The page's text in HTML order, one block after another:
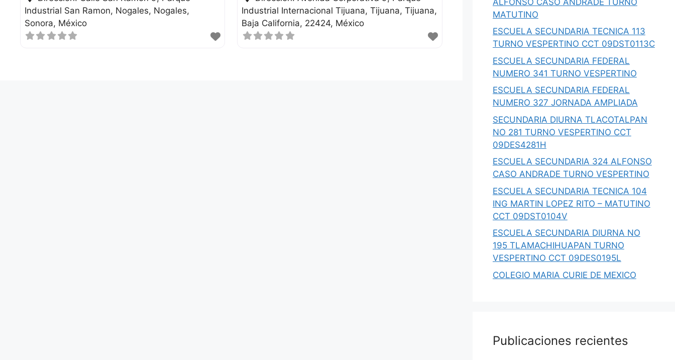
Industrial San Ramon, Nogales Nogales
Sonora México
Industrial Internacional Tijuana, Tijuana Tijuana
Baja California 22424 México
MATUTINO
ESCUELA SECUNDARIA TECNICA 113
TURNO VESPERTINO CCT 09DST0113C
ESCUELA SECUNDARIA FEDERAL
NUMERO 341 TURNO VESPERTINO
ESCUELA SECUNDARIA FEDERAL
NUMERO 327 JORNADA AMPLIADA
SECUNDARIA DIURNA TLACOTALPAN
NO 281 TURNO VESPERTINO CCT
09DES4281H
ESCUELA SECUNDARIA 324 ALFONSO
CASO ANDRADE TURNO VESPERTINO
ESCUELA SECUNDARIA TECNICA 104
ING MARTIN LOPEZ RITO – MATUTINO
CCT 09DST0104V
ESCUELA SECUNDARIA DIURNA NO
195 TLAMACHIHUAPAN TURNO
VESPERTINO CCT 09DES0195L
COLEGIO MARIA CURIE DE MEXICO
Publicaciones recientes